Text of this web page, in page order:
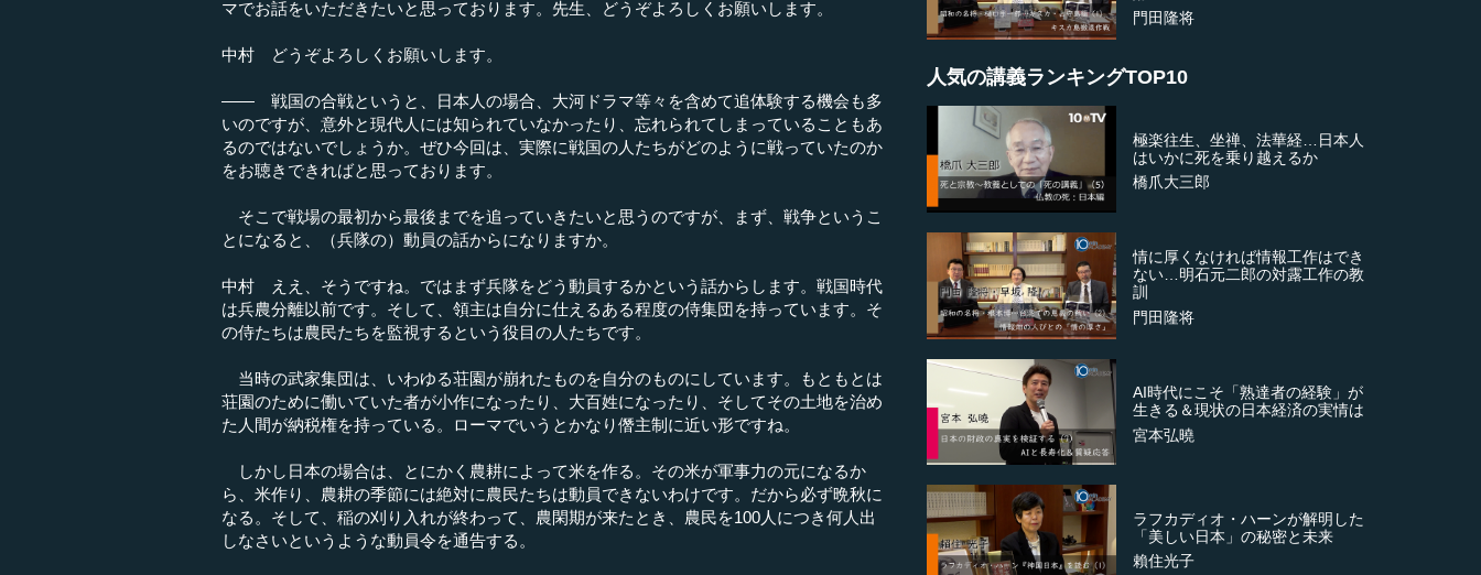
マでお話をいただきたいと思っております。先生、どうぞよろしくお願いします。
中村 どうぞよろしくお願いします。
―― 戦国の合戦というと、日本人の場合、大河ドラマ等々を含めて追体験する機会も多
いのですが、意外と現代人には知られていなかったり、忘れられてしまっていることもあ
るのではないでしょうか。ぜひ今回は、実際に戦国の人たちがどのように戦っていたのか
をお聴きできればと思っております。
そこで戦場の最初から最後までを追っていきたいと思うのですが、まず、戦争というこ
とになると、（兵隊の）動員の話からになりますか。
中村 ええ、そうですね。ではまず兵隊をどう動員するかという話からします。戦国時代
は兵農分離以前です。そして、領主は自分に仕えるある程度の侍集団を持っています。そ
の侍たちは農民たちを監視するという役目の人たちです。
当時の武家集団は、いわゆる荘園が崩れたものを自分のものにしています。もともとは
荘園のために働いていた者が小作になったり、大百姓になったり、そしてその土地を治め
た人間が納税権を持っている。ローマでいうとかなり僭主制に近い形ですね。
しかし日本の場合は、とにかく農耕によって米を作る。その米が軍事力の元になるか
ら、米作り、農耕の季節には絶対に農民たちは動員できないわけです。だから必ず晩秋に
なる。そして、稲の刈り入れが終わって、農閑期が来たとき、農民を100人につき何人出
しなさいというような動員令を通告する。
門田隆将
人気の講義ランキングTOP10
極楽往生、坐禅、法華経…日本人
はいかに死を乗り越えるか
橋爪大三郎
情に厚くなければ情報工作はでき
ない…明石元二郎の対露工作の教
訓
門田隆将
AI時代にこそ「熟達者の経験」が
生きる＆現状の日本経済の実情は
宮本弘曉
ラフカディオ・ハーンが解明した
「美しい日本」の秘密と未来
賴住光子